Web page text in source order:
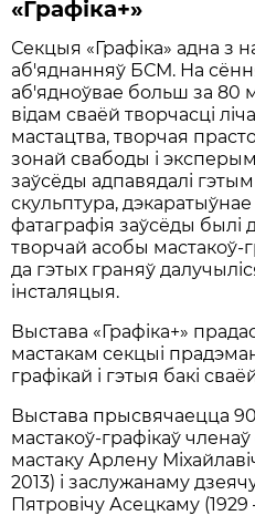
«Графіка+»
Секцыя «Графіка» адна з
аб'яднанняў БСМ. На
аб'ядноўвае больш за 80
відам сваёй творчасці
мастацтва, творчая
зонай свабоды і
заўсёды адпавядалі
скульптура,
фатаграфія заўсёды былі
творчай асобы мастакоў-
да гэтых граняў
інсталяцыя.
Выстава «Графіка+»
мастакам секцыі
графікай і гэтыя бакі
Выстава прысвячаецца
мастакоў-графікаў
мастаку Арлену
2013) і заслужанаму
Пятровічу Асецкаму (1929